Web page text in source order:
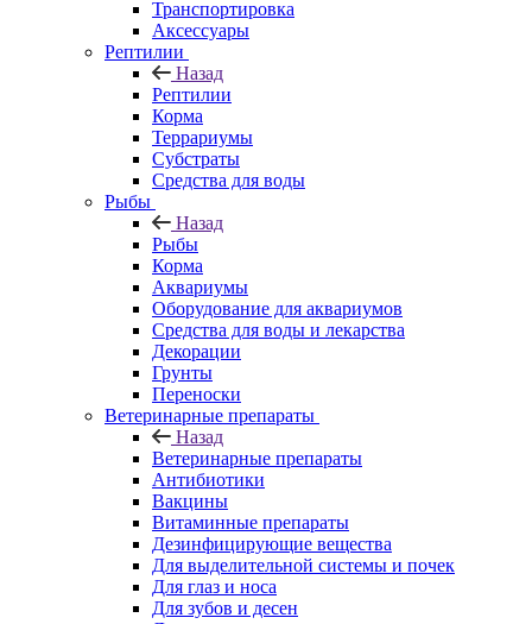
Транспортировка
Аксессуары
Рептилии
Назад
Рептилии
Корма
Террариумы
Субстраты
Средства для воды
Рыбы
Назад
Рыбы
Корма
Аквариумы
Оборудование для аквариумов
Средства для воды и лекарства
Декорации
Грунты
Переноски
Ветеринарные препараты
Назад
Ветеринарные препараты
Антибиотики
Вакцины
Витаминные препараты
Дезинфицирующие вещества
Для выделительной системы и почек
Для глаз и носа
Для зубов и десен